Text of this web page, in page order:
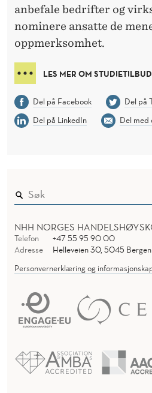
anbefale bedrifter og
nominere ansatte de
oppmerksomhet.
LES MER OM
Del på Facebook
Del på
Del på LinkedIn
Del med
NHH NORGES
Telefon
+47 55 95 90 00
Adresse
Helleveien 30, 5045 Bergen
Personvernerklæring og